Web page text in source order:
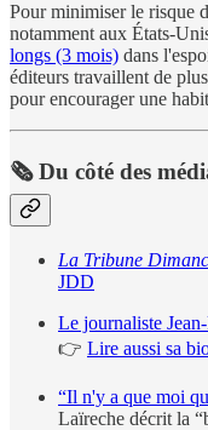
Pour minimiser le risque
notamment aux États-
longs (3 mois) dans
éditeurs travaillent de
pour encourager une
🗞️ Du côté des
La Tribune
JDD
Le journaliste
👉 Lire aussi sa
“Il n'y a que moi
Laïreche décrit la